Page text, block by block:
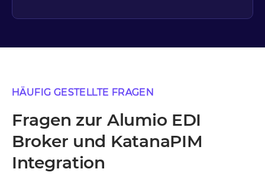
HÄUFIG GESTELLTE FRAGEN
Fragen zur Alumio EDI
Broker und KatanaPIM
Integration